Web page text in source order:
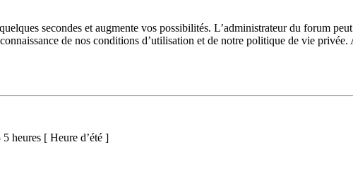
secondes et augmente vos possibilités. L’administrateur du forum
de nos conditions d’utilisation et de notre politique de vie
heures [ Heure d’été ]